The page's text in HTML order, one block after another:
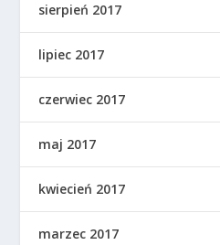
sierpień 2017
lipiec 2017
czerwiec 2017
maj 2017
kwiecień 2017
marzec 2017